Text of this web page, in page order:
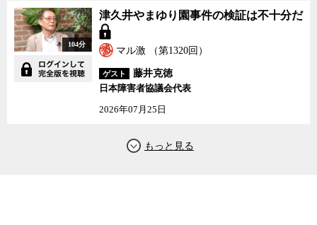
104分
津久井やまゆり園事件の検証は不十分だ
マル激 （第1320回）
ゲスト
藤井克徳
日本障害者協議会代表
2026年07月25日